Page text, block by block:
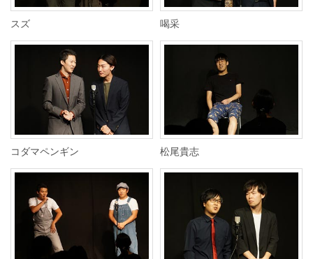
スズ 喝采
コダマペンギン 松尾貴志